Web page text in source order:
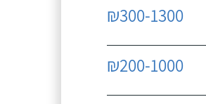
₪300-1300
₪200-1000